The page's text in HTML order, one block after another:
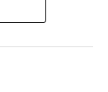
ale
okrajové